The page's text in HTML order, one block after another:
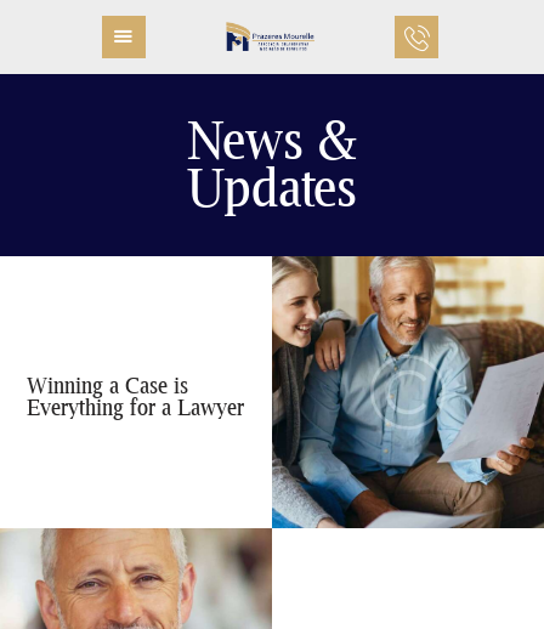
News &
Updates
PÁGINA INICIAL
COMO TRABALHAMOS
PROFISSIONAIS
ÁREAS DE ATUAÇÃO
Winning a Case is
Everything for a Lawyer